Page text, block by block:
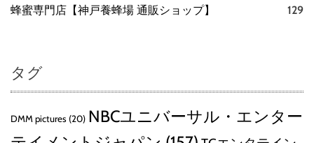
蜂蜜専門店【神戸養蜂場 通販ショップ】
129
タグ
DMM pictures (20) NBCユニバーサル・エンター